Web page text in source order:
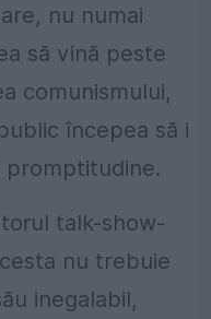
nu numai
să vină peste
comunismului,
începea să i
promptitudine.
talk-show-
nu trebuie
inegalabil,